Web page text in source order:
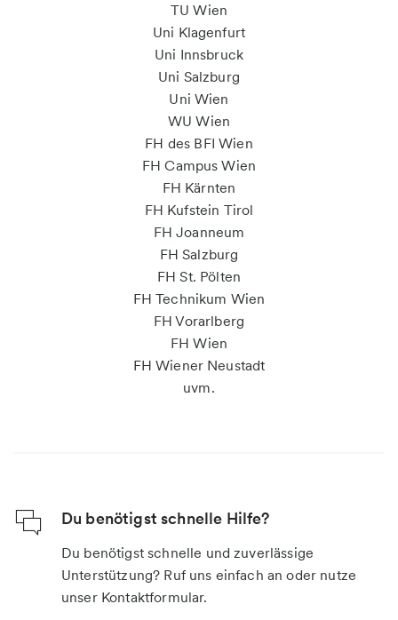
TU Wien
Uni Klagenfurt
Uni Innsbruck
Uni Salzburg
Uni Wien
WU Wien
FH des BFI Wien
FH Campus Wien
FH Kärnten
FH Kufstein Tirol
FH Joanneum
FH Salzburg
FH St. Pölten
FH Technikum Wien
FH Vorarlberg
FH Wien
FH Wiener Neustadt
uvm.
Du benötigst schnelle Hilfe?
Du benötigst schnelle und zuverlässige
Unterstützung? Ruf uns einfach an oder nutze
unser Kontaktformular.